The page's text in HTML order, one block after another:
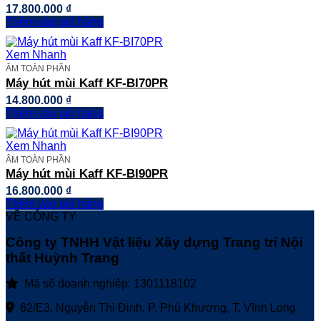
17.800.000 ₫
Thêm vào giỏ hàng
Xem Nhanh
ÂM TOÀN PHẦN
Máy hút mùi Kaff KF-BI70PR
14.800.000 ₫
Thêm vào giỏ hàng
Xem Nhanh
ÂM TOÀN PHẦN
Máy hút mùi Kaff KF-BI90PR
16.800.000 ₫
Thêm vào giỏ hàng
VỀ CÔNG TY
Công ty TNHH Vật liệu Xây dựng Trang trí Nội
thất Huỳnh Trang
Mã số doanh nghiệp: 1301118102
62/E3, Nguyễn Thị Định, P. Phú Khương, T. Vĩnh Long